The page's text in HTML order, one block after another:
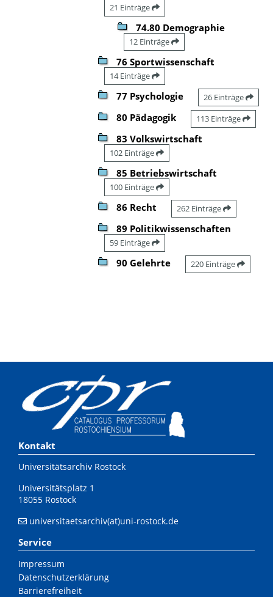
21 Einträge
74.80 Demographie
12 Einträge
76 Sportwissenschaft
14 Einträge
77 Psychologie 26 Einträge
80 Pädagogik 113 Einträge
83 Volkswirtschaft
102 Einträge
85 Betriebswirtschaft
100 Einträge
86 Recht 262 Einträge
89 Politikwissenschaften
59 Einträge
90 Gelehrte 220 Einträge
Kontakt
Universitätsarchiv Rostock
Universitätsplatz 1
18055 Rostock
universitaetsarchiv(at)uni-rostock.de
Service
Impressum
Datenschutzerklärung
Barrierefreiheit